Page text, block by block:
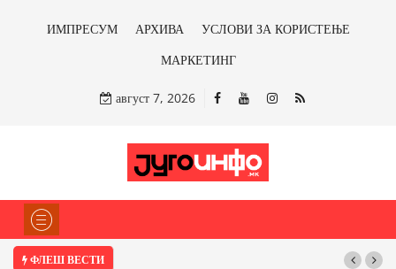
ИМПРЕСУМ АРХИВА
УСЛОВИ ЗА КОРИСТЕЊЕ
МАРКЕТИНГ
август 7, 2026
ФЛЕШ ВЕСТИ